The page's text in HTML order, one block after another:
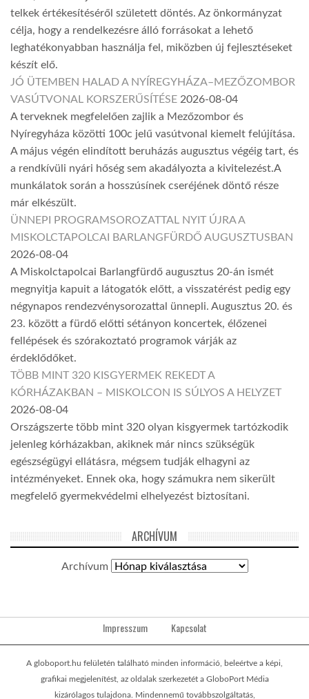
telkek értékesítéséről született döntés. Az önkormányzat
célja, hogy a rendelkezésre álló forrásokat a lehető
leghatékonyabban használja fel, miközben új fejlesztéseket
készít elő.
JÓ ÜTEMBEN HALAD A NYÍREGYHÁZA–MEZŐZOMBOR
VASÚTVONAL KORSZERŰSÍTÉSE 2026-08-04
A terveknek megfelelően zajlik a Mezőzombor és
Nyíregyháza közötti 100c jelű vasútvonal kiemelt felújítása.
A május végén elindított beruházás augusztus végéig tart, és
a rendkívüli nyári hőség sem akadályozta a kivitelezést.A
munkálatok során a hosszúsínek cseréjének döntő része
már elkészült.
ÜNNEPI PROGRAMSOROZATTAL NYIT ÚJRA A
MISKOLCTAPOLCAI BARLANGFÜRDŐ AUGUSZTUSBAN
2026-08-04
A Miskolctapolcai Barlangfürdő augusztus 20-án ismét
megnyitja kapuit a látogatók előtt, a visszatérést pedig egy
négynapos rendezvénysorozattal ünnepli. Augusztus 20. és
23. között a fürdő előtti sétányon koncertek, élőzenei
fellépések és szórakoztató programok várják az
érdeklődőket.
TÖBB MINT 320 KISGYERMEK REKEDT A
KÓRHÁZAKBAN – MISKOLCON IS SÚLYOS A HELYZET
2026-08-04
Országszerte több mint 320 olyan kisgyermek tartózkodik
jelenleg kórházakban, akiknek már nincs szükségük
egészségügyi ellátásra, mégsem tudják elhagyni az
intézményeket. Ennek oka, hogy számukra nem sikerült
megfelelő gyermekvédelmi elhelyezést biztosítani.
ARCHÍVUM
Archívum
Impresszum Kapcsolat
A globoport.hu felületén található minden információ, beleértve a képi,
grafikai megjelenítést, az oldalak szerkezetét a GloboPort Média
kizárólagos tulajdona. Mindennemű továbbszolgáltatás,